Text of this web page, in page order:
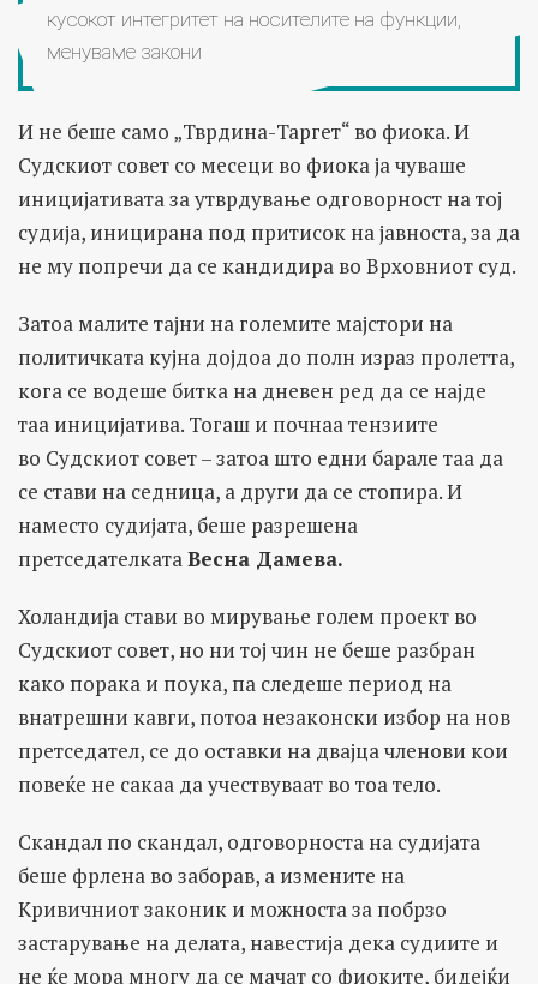
кусокот интегритет на носителите на функции,
менуваме закони
И не беше само „Тврдина-Таргет“ во фиока. И
Судскиот совет со месеци во фиока ја чуваше
иницијативата за утврдување одговорност на тој
судија, иницирана под притисок на јавноста, за да
не му попречи да се кандидира во Врховниот суд.
Затоа малите тајни на големите мајстори на
политичката кујна дојдоа до полн израз пролетта,
кога се водеше битка на дневен ред да се најде
таа иницијатива. Тогаш и почнаа тензиите
во Судскиот совет – затоа што едни барале таа да
се стави на седница, а други да се стопира. И
наместо судијата, беше разрешена
претседателкатаВесна Дамева.
Холандија стави во мирување голем проект во
Судскиот совет, но ни тој чин не беше разбран
како порака и поука, па следеше период на
внатрешни кавги, потоа незаконски избор на нов
претседател, се до оставки на двајца членови кои
повеќе не сакаа да учествуваат во тоа тело.
Скандал по скандал, одговорноста на судијата
беше фрлена во заборав, а измените на
Кривичниот законик и можноста за побрзо
застарување на делата, навестија дека судиите и
не ќе мора многу да се мачат со фиоките, бидејќи